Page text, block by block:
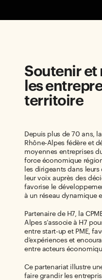
Soutenir et
les
territoire
Depuis plus de 70 ans,
Rhône-Alpes fédère et
moyennes entreprises
force économique
les dirigeants dans
leur voix auprès des
favorise le
à un réseau dynamique
Partenaire de H7, la
Alpes s’associe à H7
entre start-up et PME,
d’expériences et
entre acteurs
Ce partenariat illustre
faire grandir les